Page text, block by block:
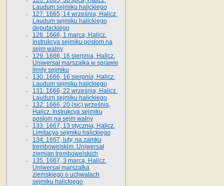
Laudum sejmiku halickiego
127. 1665, 14 września, Halicz.
Laudum sejmiku halickiego
deputackiego
128. 1666, 1 marca, Halicz.
Instrukcya sejmiku posłom na
sejm walny
129. 1666, 16 sierpnia, Halicz.
Uniwersał marszałka w sprawie
limity sejmiku
130. 1666, 16 sierpnia, Halicz.
Laudum sejmiku halickiego
131. 1666, 22 września, Halicz.
Laudum sejmiku halickiego
132. 1666, 20 (sic) września,
Halicz. Instrukcya sejmiku
posłom na sejm walny
133. 1667, 13 stycznia, Halicz.
Limitacya sejmiku halickiego
134. 1667, luty, na zamku
trembowelskim. Uniwersał
ziemian trembowelskich
135. 1667, 3 marca, Halicz.
Uniwersał marszałka
ziemskiego o uchwałach
sejmiku halickiego